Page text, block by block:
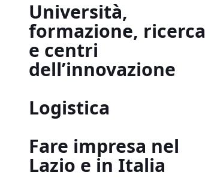
Università,
formazione, ricerca
e centri
dell’innovazione
Logistica
Fare impresa nel
Lazio e in Italia